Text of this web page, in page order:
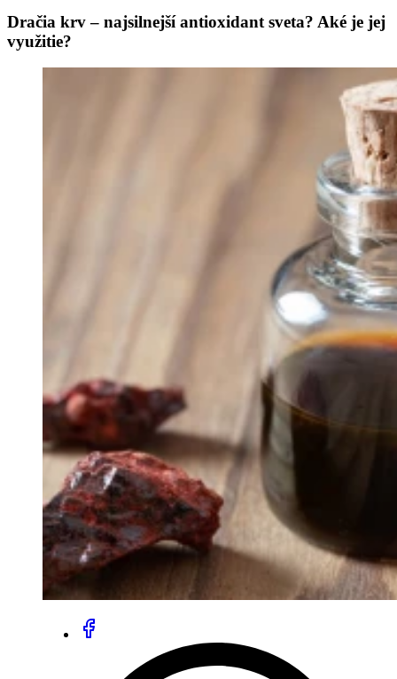
Dračia krv – najsilnejší antioxidant sveta? Aké je jej
využitie?